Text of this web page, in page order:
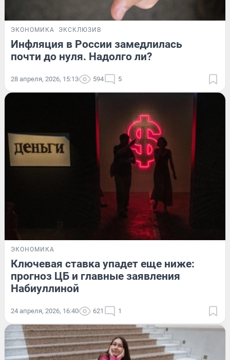
ЭКОНОМИКА ЭКСКЛЮЗИВ
Инфляция в России замедлилась
почти до нуля. Надолго ли?
28 апреля, 2026, 15:13 594 5
ЭКОНОМИКА
Ключевая ставка упадет еще ниже:
прогноз ЦБ и главные заявления
Набиуллиной
24 апреля, 2026, 16:40 621 1